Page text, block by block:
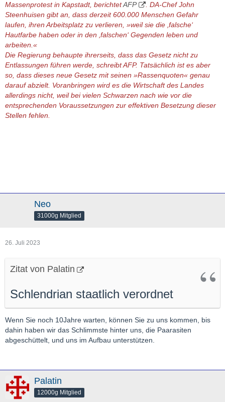
Massenprotest in Kapstadt, berichtetAFP
. DA-Chef John
Steenhuisen gibt an, dass derzeit 600.000 Menschen Gefahr
laufen, ihren Arbeitsplatz zu verlieren, »weil sie die ‚falsche‘
Hautfarbe haben oder in den ‚falschen‘ Gegenden leben und
arbeiten.«
Die Regierung behaupte ihrerseits, dass das Gesetz nicht zu
Entlassungen führen werde, schreibt AFP. Tatsächlich ist es aber
so, dass dieses neue Gesetz mit seinen »Rassenquoten« genau
darauf abzielt. Voranbringen wird es die Wirtschaft des Landes
allerdings nicht, weil bei vielen Schwarzen nach wie vor die
entsprechenden Voraussetzungen zur effektiven Besetzung dieser
Stellen fehlen.
Neo
31000g Mitglied
26. Juli 2023
Zitat von Palatin
Schlendrian staatlich verordnet
Wenn Sie noch 10Jahre warten, können Sie zu uns kommen, bis
dahin haben wir das Schlimmste hinter uns, die Paarasiten
abgeschüttelt, und uns im Aufbau unterstützen.
Palatin
12000g Mitglied